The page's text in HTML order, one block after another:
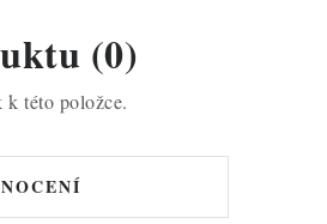
(0)
k této položce.